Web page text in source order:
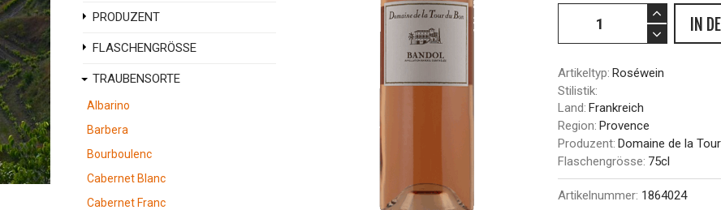
PRODUZENT
FLASCHENGRÖSSE
TRAUBENSORTE
Albarino
Barbera
Bourboulenc
Cabernet Blanc
Cabernet Franc
IN
Artikeltyp: Roséwein
Stilistik:
Land: Frankreich
Region: Provence
Produzent: Domaine de la
Flaschengrösse: 75cl
Artikelnummer: 1864024